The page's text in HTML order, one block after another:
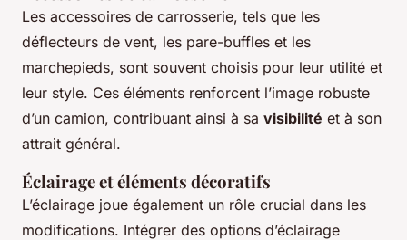
Les accessoires de carrosserie, tels que les
déflecteurs de vent, les pare-buffles et les
marchepieds, sont souvent choisis pour leur utilité et
leur style. Ces éléments renforcent l’image robuste
d’un camion, contribuant ainsi à sa visibilité et à son
attrait général.
Éclairage et éléments décoratifs
L’éclairage joue également un rôle crucial dans les
modifications. Intégrer des options d’éclairage